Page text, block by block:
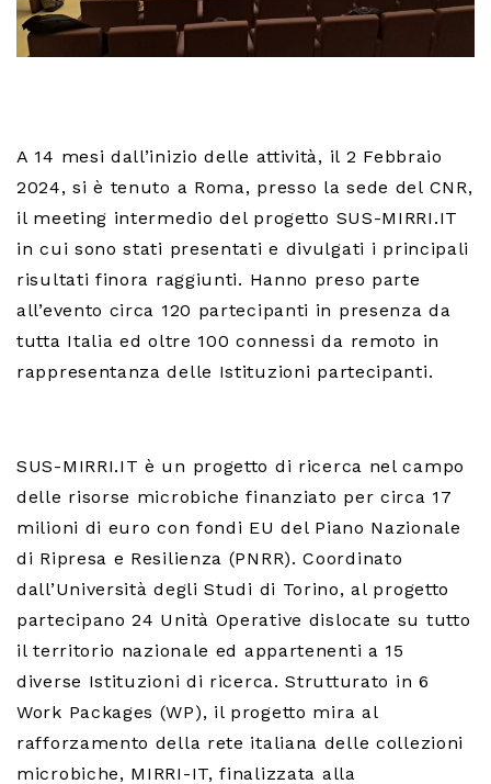
A 14 mesi dall’inizio delle attività, il 2 Febbraio
2024, si è tenuto a Roma, presso la sede del CNR,
il meeting intermedio del progetto SUS-MIRRI.IT
in cui sono stati presentati e divulgati i principali
risultati finora raggiunti. Hanno preso parte
all’evento circa 120 partecipanti in presenza da
tutta Italia ed oltre 100 connessi da remoto in
rappresentanza delle Istituzioni partecipanti.
SUS-MIRRI.IT è un progetto di ricerca nel campo
delle risorse microbiche finanziato per circa 17
milioni di euro con fondi EU del Piano Nazionale
di Ripresa e Resilienza (PNRR). Coordinato
dall’Università degli Studi di Torino, al progetto
partecipano 24 Unità Operative dislocate su tutto
il territorio nazionale ed appartenenti a 15
diverse Istituzioni di ricerca. Strutturato in 6
Work Packages (WP), il progetto mira al
rafforzamento della rete italiana delle collezioni
microbiche, MIRRI-IT, finalizzata alla